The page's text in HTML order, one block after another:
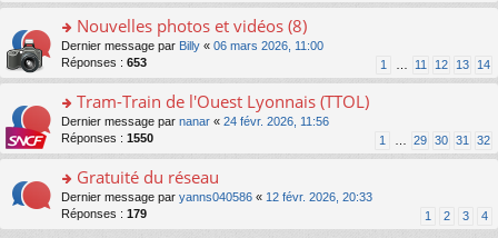
u
s
ré
c
n
lu
le
pl
u
ré
c
e
nt
s
a
g
e
n
o
n
lu
le
pl
s
ré
c
s
ult
er
le
m
e
s
s
a
g
n
o
n
o
n
s
ult
er
le
m
e
s
s
a
g
Nouvelles photos et vidéos (8)
Dernier message par Billy « 06 mars 2026, 11:00
Réponses : 653 1 11 12 13 14
o
n
s
ult
er
le
m
Tram-Train de l'Ouest Lyonnais (TTOL)
Dernier message par nanar « 24 févr. 2026, 11:56
Réponses : 1550 1 29 30 31 32
o
n
s
Gratuité du réseau
Dernier message par yanns040586 « 12 févr. 2026, 20:33
Réponses : 179 1 2 3 4